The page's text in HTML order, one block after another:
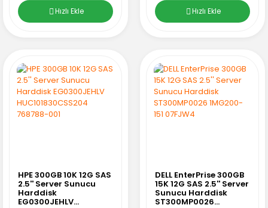
Hızlı Ekle Hızlı Ekle
HPE 300GB 10K 12G SAS
2.5'' Server Sunucu
Harddisk
EG0300JEHLV
DELL EnterPrise 300GB
15K 12G SAS 2.5'' Server
Sunucu Harddisk
ST300MP0026